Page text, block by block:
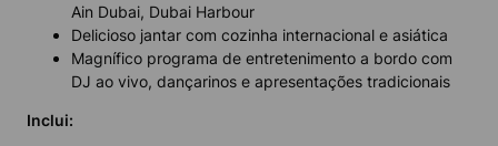
Ain Dubai, Dubai Harbour
Delicioso jantar com cozinha internacional e asiática
Magnífico programa de entretenimento a bordo com
DJ ao vivo, dançarinos e apresentações tradicionais
Inclui: